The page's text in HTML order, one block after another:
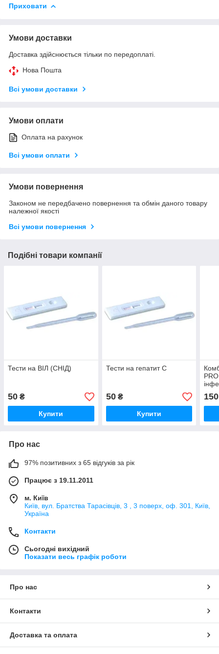
Приховати
Умови доставки
Доставка здійснюється тільки по передоплаті.
Нова Пошта
Всі умови доставки
Умови оплати
Оплата на рахунок
Всі умови оплати
Умови повернення
Законом не передбачено повернення та обмін даного товару
належної якості
Всі умови повернення
Подібні товари компанії
Тести на ВІЛ (СНІД)
50 ₴
Купити
Тести на гепатит С
50₴
Купити
В
150
Про нас
97% позитивних з 65 відгуків за рік
Працює з 19.11.2011
м. Київ
Київ, вул. Братства Тарасівців, 3 , 3 поверх, оф. 301, Київ,
Україна
Контакти
Сьогодні вихідний
Показати весь графік роботи
Про нас
Контакти
Доставка та оплата